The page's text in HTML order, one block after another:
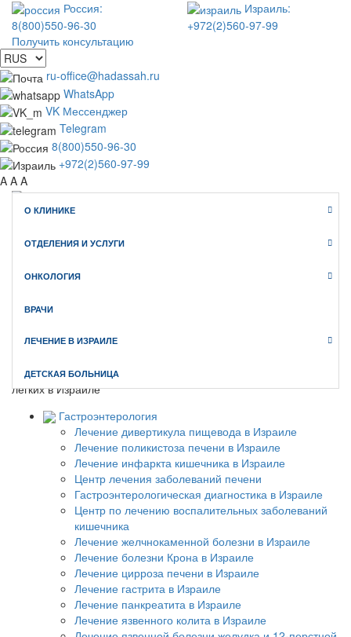
Россия:
8(800)550-96-30
Израиль:
+972(2)560-97-99
Получить консультацию
ru-office@hadassah.ru
WhatsApp
VK Мессенджер
Telegram
8(800)550-96-30
+972(2)560-97-99
A A A
WhatsApp
VK Мессенджер
О КЛИНИКЕ
ОТДЕЛЕНИЯ И УСЛУГИ
ОНКОЛОГИЯ
ВРАЧИ
ЛЕЧЕНИЕ В ИЗРАИЛЕ
ДЕТСКАЯ БОЛЬНИЦА
Главная // Лечение онкологии в Израиле
легких в Израиле
Гастроэнтерология
Лечение дивертикула пищевода в Израиле
Лечение поликистоза печени в Израиле
Лечение инфаркта кишечника в Израиле
Центр лечения заболеваний печени
Гастроэнтерологическая диагностика в Израиле
Центр по лечению воспалительных заболеваний
кишечника
Лечение желчнокаменной болезни в Израиле
Лечение болезни Крона в Израиле
Лечение цирроза печени в Израиле
Лечение гастрита в Израиле
Лечение панкреатита в Израиле
Лечение язвенного колита в Израиле